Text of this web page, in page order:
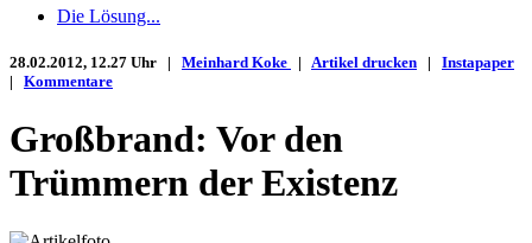
Die Lösung...
28.02.2012, 12.27 Uhr | Meinhard Koke | Artikel drucken | Instapaper
| Kommentare
Großbrand: Vor den
Trümmern der Existenz